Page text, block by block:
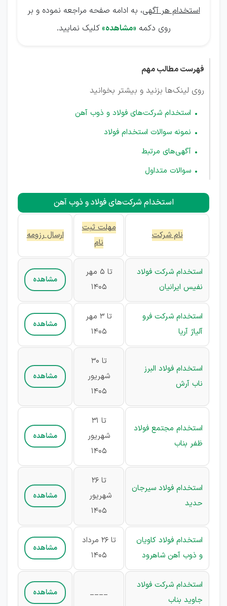
استخدام هر آگهی، به ادامه صفحه مراجعه نموده و بر
روی دکمه «مشاهده»کلیک نمایید.
فهرست مطالب مهم
روی لینک‌ها بزنید و بیشتر بخوانید
استخدام شرکت‌های فولاد و ذوب آهن
نمونه سوالات استخدام فولاد
آگهی‌های مرتبط
سوالات متداول
استخدام شرکت‌های فولاد و ذوب آهن
نام شرکت
مهلت ثبت‌
نام
ارسال رزومه
استخدام شرکت فولاد
نفیس ایرانیان
تا 5 مهر
1405
مشاهده
استخدام شرکت فرو
آلیاژ آریا
تا 3 مهر
1405
مشاهده
استخدام فولاد البرز
ناب آرش
تا 30
شهریور
1405
مشاهده
استخدام مجتمع فولاد
ظفر بناب
تا 31
شهریور
1405
مشاهده
استخدام فولاد سیرجان
حدید
تا 26
شهریور
1405
مشاهده
استخدام فولاد کاویان
و ذوب آهن شاهرود
تا 26 مرداد
1405
مشاهده
استخدام شرکت فولاد
جاوید بناب
____ مشاهده